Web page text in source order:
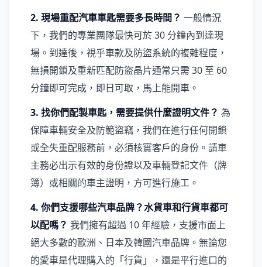
2. 現場重配汽車車匙需要多長時間？ 一般情況
下，我們的專業團隊最快可於 30 分鐘內到達現
場。到達後，視乎車款及防盜系統的複雜程度，
無損開鎖及重新匹配防盜晶片通常只需 30 至 60
分鐘即可完成，即日可取，馬上能開車。
3. 找你們配製車匙，需要提供什麼證明文件？ 為
保障車輛安全及防範盜竊，我們在進行任何開鎖
或全失重配服務前，必須核實客戶的身份。請車
主務必出示有效的身份證以及車輛登記文件（牌
簿）或相關的車主證明，方可進行施工。
4. 你們支援哪些汽車品牌？水貨車和行貨車都可
以配嗎？ 我們擁有超過 10 年經驗，支援市面上
絕大多數的歐洲、日本及韓國汽車品牌。無論您
的愛車是代理購入的「行貨」，還是平行進口的